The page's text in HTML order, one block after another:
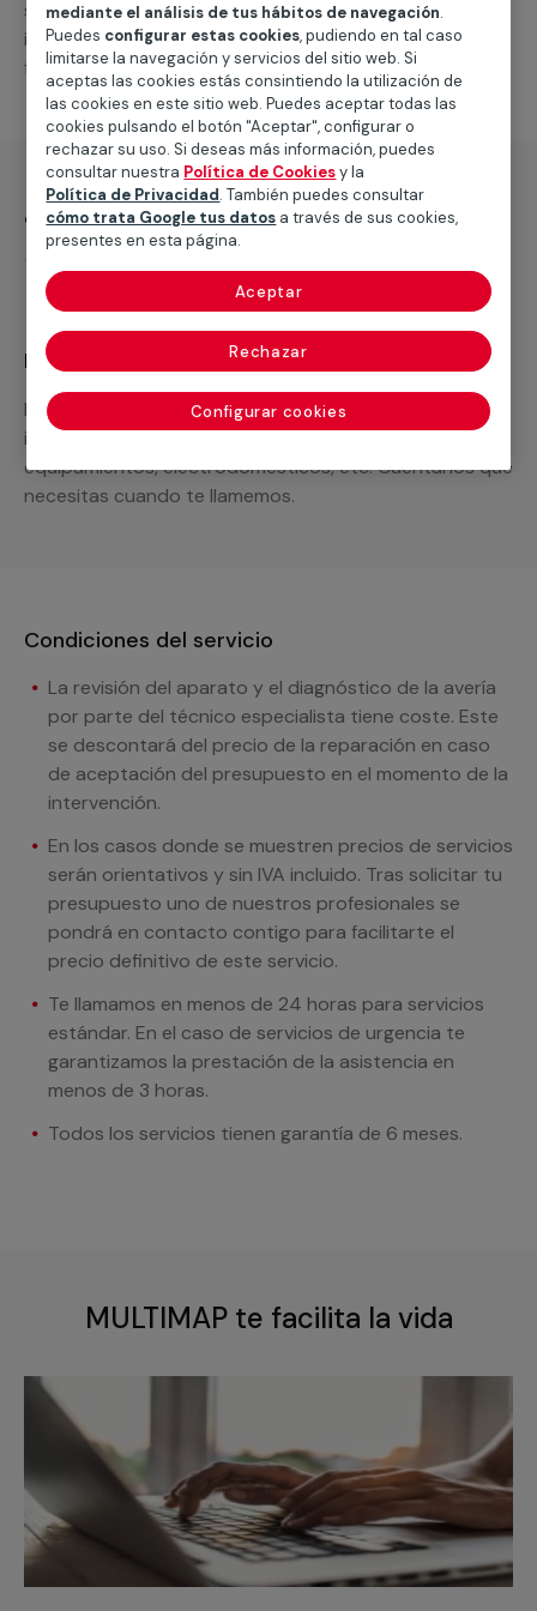
suministro de los materiales necesarios, las
intervenciones a realizar, o la mano de obra que hará
falta para completar tu proyecto.
¿Qué incluye?
Recuerda que en MULTIMAP
Podemos ofrecer cualquier servicio a medida
incluyendo todo lo que necesites: materiales,
equipamientos, electrodomésticos, etc. Cuéntanos que
necesitas cuando te llamemos.
Condiciones del servicio
La revisión del aparato y el diagnóstico de la avería
por parte del técnico especialista tiene coste. Este
se descontará del precio de la reparación en caso
de aceptación del presupuesto en el momento de la
intervención.
En los casos donde se muestren precios de servicios
serán orientativos y sin IVA incluido. Tras solicitar tu
presupuesto uno de nuestros profesionales se
pondrá en contacto contigo para facilitarte el
precio definitivo de este servicio.
Te llamamos en menos de 24 horas para servicios
estándar. En el caso de servicios de urgencia te
garantizamos la prestación de la asistencia en
menos de 3 horas.
Todos los servicios tienen garantía de 6 meses.
MULTIMAP te facilita la vida
mediante el análisis de tus hábitos de navegación.
Puedes configurar estas cookies, pudiendo en tal caso
limitarse la navegación y servicios del sitio web. Si
aceptas las cookies estás consintiendo la utilización de
las cookies en este sitio web. Puedes aceptar todas las
cookies pulsando el botón "Aceptar", configurar o
rechazar su uso. Si deseas más información, puedes
consultar nuestra Política de Cookiesy la
Política de Privacidad. También puedes consultar
cómo trata Google tus datos a través de sus cookies,
presentes en esta página.
Configurar cookies
Rechazar
Aceptar